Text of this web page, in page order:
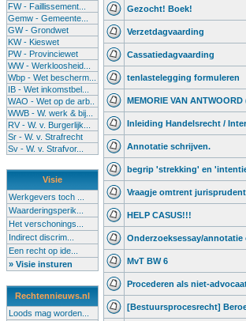
FW - Faillissement...
Gemw - Gemeente...
GW - Grondwet
KW - Kieswet
PW - Provinciewet
WW - Werkloosheid...
Wbp - Wet bescherm...
IB - Wet inkomstbel...
WAO - Wet op de arb..
WWB - W. werk & bij...
RV - W. v. Burgerlijk...
Sr - W. v. Strafrecht
Sv - W. v. Strafvor...
Visie
Werkgevers toch ...
Waarderingsperik...
Het verschonings...
Indirect discrim...
Een recht op ide...
» Visie insturen
Rechtennieuws.nl
Loods mag worden...
Gezocht! Boek!
Verzetdagvaarding
Cassatiedagvaarding
tenlastelegging formuleren
MEMORIE VAN
Inleiding Handelsrecht /
Annotatie schrijven.
begrip 'strekking' en
Vraagje omtrent
HELP CASUS!!!
Onderzoeksessay/
MvT BW 6
Procederen als niet-
[Bestuursprocesrecht]